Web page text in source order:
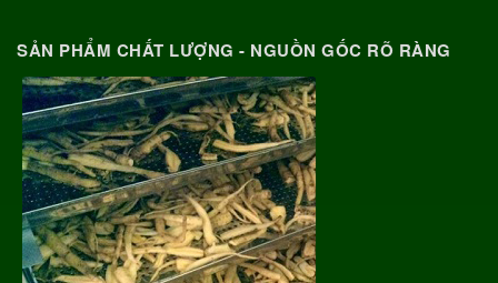
SẢN PHẨM CHẤT LƯỢNG - NGUỒN GỐC RÕ RÀNG